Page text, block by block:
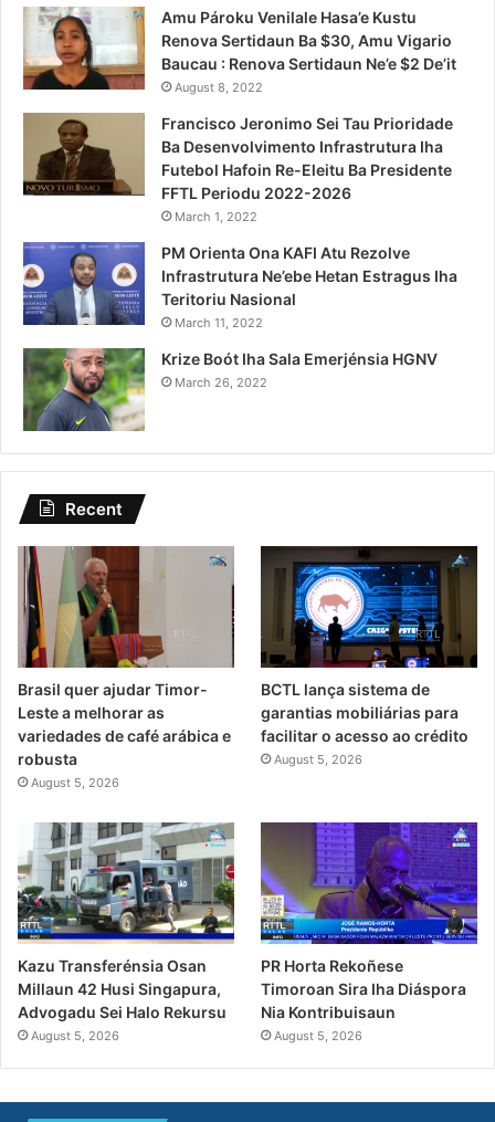
Amu Pároku Venilale Hasa’e Kustu
Renova Sertidaun Ba $30, Amu Vigario
Baucau : Renova Sertidaun Ne’e $2 De’it
August 8, 2022
Francisco Jeronimo Sei Tau Prioridade
Ba Desenvolvimento Infrastrutura Iha
Futebol Hafoin Re-Eleitu Ba Presidente
FFTL Periodu 2022-2026
March 1, 2022
PM Orienta Ona KAFI Atu Rezolve
Infrastrutura Ne’ebe Hetan Estragus Iha
Teritoriu Nasional
March 11, 2022
Krize Boót Iha Sala Emerjénsia HGNV
March 26, 2022
Recent
Brasil quer ajudar Timor-
Leste a melhorar as
variedades de café arábica e
robusta
August 5, 2026
BCTL lança sistema de
garantias mobiliárias para
facilitar o acesso ao crédito
August 5, 2026
Kazu Transferénsia Osan
Millaun 42 Husi Singapura,
Advogadu Sei Halo Rekursu
August 5, 2026
PR Horta Rekoñese
Timoroan Sira Iha Diáspora
Nia Kontribuisaun
August 5, 2026